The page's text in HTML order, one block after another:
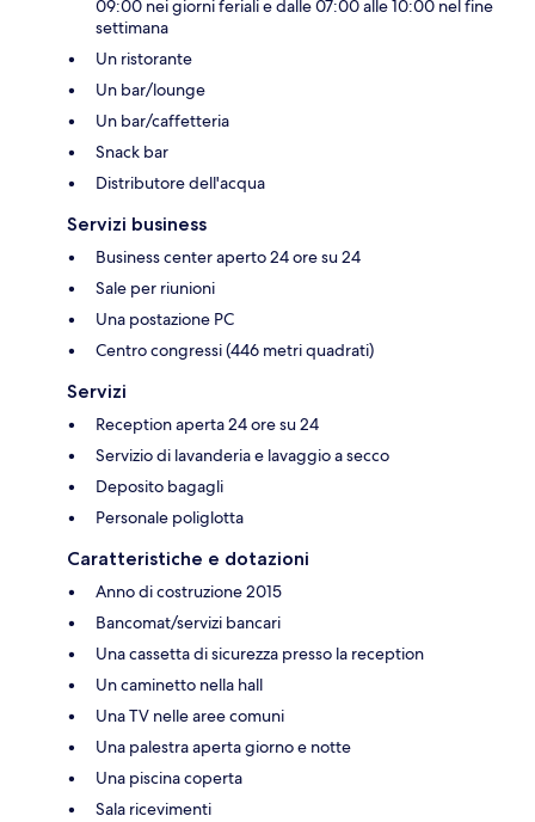
09:00 nei giorni feriali e dalle 07:00 alle 10:00 nel fine
settimana
Un ristorante
Un bar/lounge
Un bar/caffetteria
Snack bar
Distributore dell'acqua
Servizi business
Business center aperto 24 ore su 24
Sale per riunioni
Una postazione PC
Centro congressi (446 metri quadrati)
Servizi
Reception aperta 24 ore su 24
Servizio di lavanderia e lavaggio a secco
Deposito bagagli
Personale poliglotta
Caratteristiche e dotazioni
Anno di costruzione 2015
Bancomat/servizi bancari
Una cassetta di sicurezza presso la reception
Un caminetto nella hall
Una TV nelle aree comuni
Una palestra aperta giorno e notte
Una piscina coperta
Sala ricevimenti